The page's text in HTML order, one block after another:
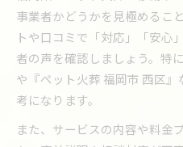
移動ペット火葬の
ペット火葬車利用
ペット火葬を福岡県で
ペット火葬を依頼
福岡県で安心して
移動ペット火葬サ
事業者かどうかを見極めるこ
トや口コミで「対応」「安心
者の声を確認しましょう。特
や『ペット火葬 福岡市 西区
考になります。
また、サービスの内容や料金